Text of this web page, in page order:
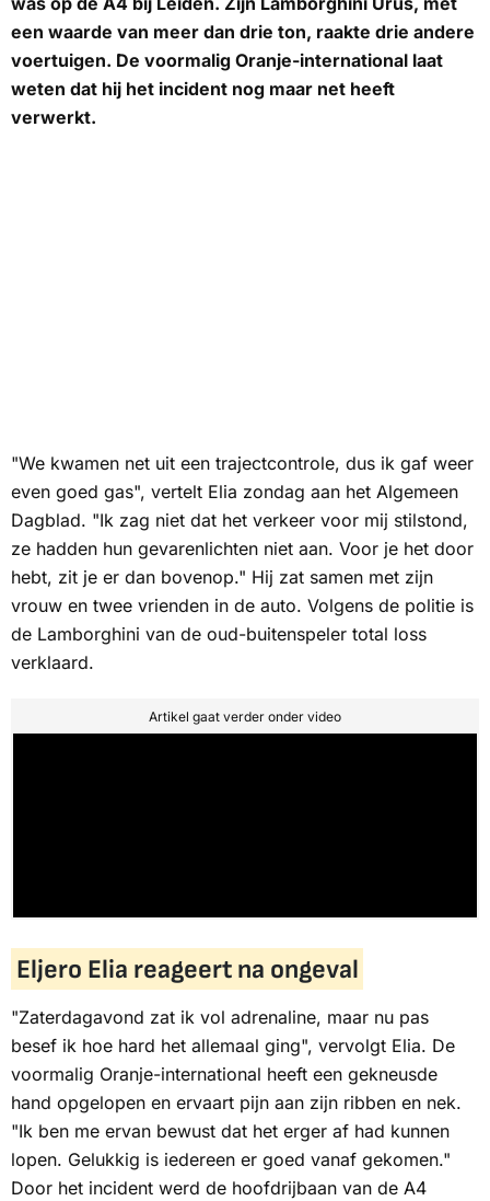
een waarde van meer dan drie ton, raakte drie andere
voertuigen. De voormalig Oranje-international laat
weten dat hij het incident nog maar net heeft
verwerkt.
"We kwamen net uit een trajectcontrole, dus ik gaf weer
even goed gas", vertelt Elia zondag aan het Algemeen
Dagblad. "Ik zag niet dat het verkeer voor mij stilstond,
ze hadden hun gevarenlichten niet aan. Voor je het door
hebt, zit je er dan bovenop." Hij zat samen met zijn
vrouw en twee vrienden in de auto. Volgens de politie is
de Lamborghini van de oud-buitenspeler total loss
verklaard.
Artikel gaat verder onder video
Eljero Elia reageert na ongeval
"Zaterdagavond zat ik vol adrenaline, maar nu pas
besef ik hoe hard het allemaal ging", vervolgt Elia. De
voormalig Oranje-international heeft een gekneusde
hand opgelopen en ervaart pijn aan zijn ribben en nek.
"Ik ben me ervan bewust dat het erger af had kunnen
lopen. Gelukkig is iedereen er goed vanaf gekomen."
Door het incident werd de hoofdrijbaan van de A4